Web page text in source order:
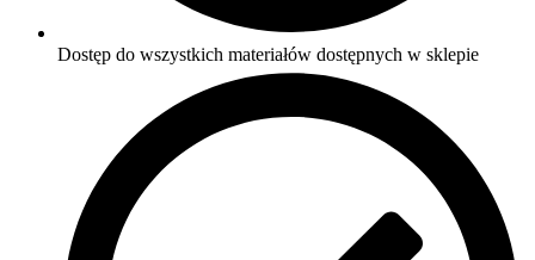
Dostęp do wszystkich materiałów dostępnych w sklepie